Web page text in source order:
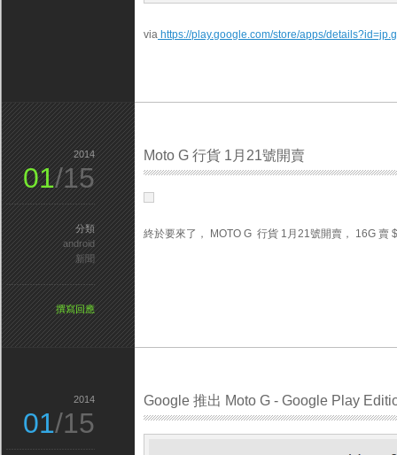
via https://play.google.com/store/apps/
Moto G 行貨 1月21號開賣
終於要來了， MOTO G 行貨 1月21號開賣， 16G 賣
2014
01/15
分類
android
新聞
撰寫回應
Google 推出 Moto G - Google Play
2014
01/15